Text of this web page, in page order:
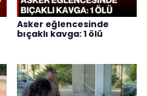
Asker eğlencesinde
bıçaklı kavga: 1 ölü